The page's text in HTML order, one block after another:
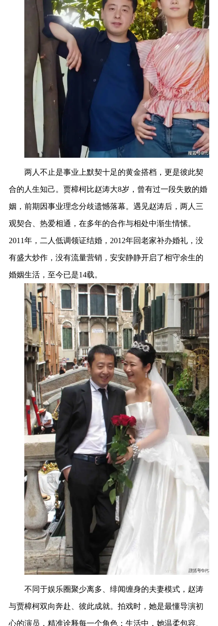
两人不止是事业上默契十足的黄金搭档，更是彼此契
合的人生知己。贾樟柯比赵涛大8岁，曾有过一段失败的婚
姻，前期因事业理念分歧遗憾落幕。遇见赵涛后，两人三
观契合、热爱相通，在多年的合作与相处中渐生情愫。
2011年，二人低调领证结婚，2012年回老家补办婚礼，没
有盛大炒作，没有流量营销，安安静静开启了相守余生的
婚姻生活，至今已是14载。
不同于娱乐圈聚少离多、绯闻缠身的夫妻模式，赵涛
与贾樟柯双向奔赴、彼此成就。拍戏时，她是最懂导演初
心的演员，精准诠释每一个角色；生活中，她温柔包容、